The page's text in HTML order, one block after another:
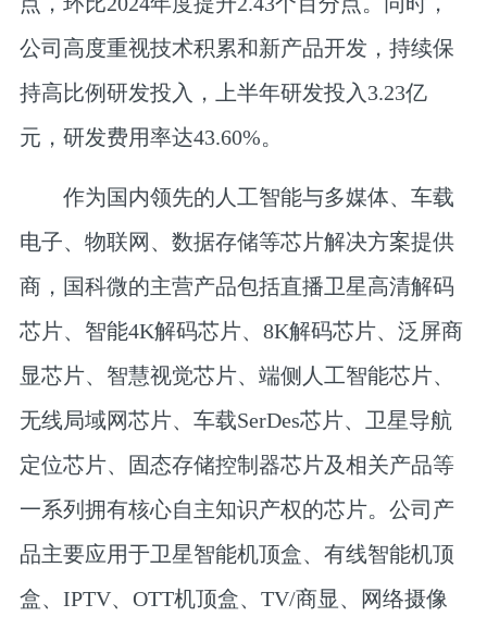
公司高度重视技术积累和新产品开发，持续保
持高比例研发投入，上半年研发投入3.23亿
元，研发费用率达43.60%。
作为国内领先的人工智能与多媒体、车载
电子、物联网、数据存储等芯片解决方案提供
商，国科微的主营产品包括直播卫星高清解码
芯片、智能4K解码芯片、8K解码芯片、泛屏商
显芯片、智慧视觉芯片、端侧人工智能芯片、
无线局域网芯片、车载SerDes芯片、卫星导航
定位芯片、固态存储控制器芯片及相关产品等
一系列拥有核心自主知识产权的芯片。公司产
品主要应用于卫星智能机顶盒、有线智能机顶
盒、IPTV、OTT机顶盒、TV/商显、网络摄像